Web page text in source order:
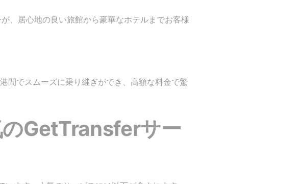
、居心地の良い旅館から豪華なホテルまでお客様
間でスムーズに乗り継ぎができ、高額な料金で驚
GetTransferサー